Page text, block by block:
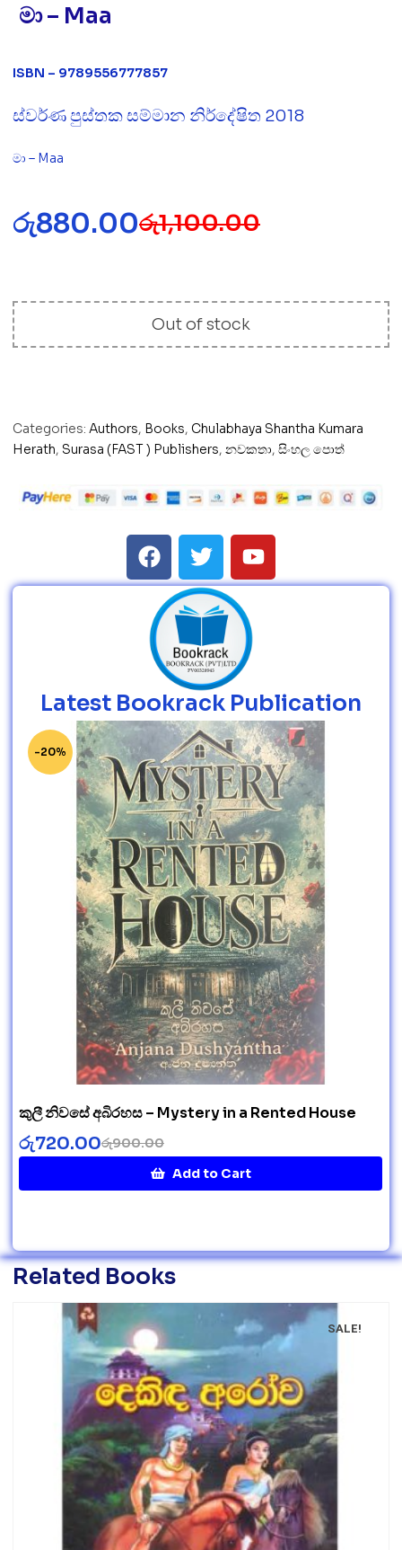
මා – Maa
ISBN – 9789556777857
ස්වර්ණ පුස්තක සම්මාන නිර්දේෂිත 2018
මා – Maa
රු1,100.00
රු880.00
Out of stock
Categories: Authors, Books, Chulabhaya Shantha Kumara
Herath, Surasa (FAST ) Publishers, නවකතා, සිංහල පොත්
Latest Bookrack Publication
-20%
කුලී නිවසේ අබිරහස – Mystery in a Rented House
රු900.00
රු720.00
Add to Cart
Related Books
SALE!